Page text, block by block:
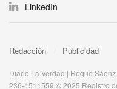
LinkedIn
Redacción Publicidad
Diario La Verdad | Roque
236-4511559 © 2025 Registro